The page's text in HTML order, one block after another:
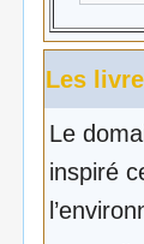
Les
Le
inspiré